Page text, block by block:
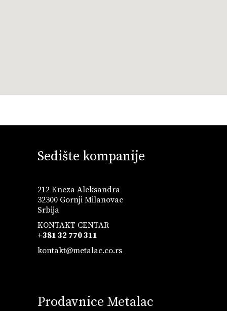
Sedište kompanije
212 Kneza Aleksandra
32300 Gornji Milanovac
Srbija
KONTAKT CENTAR
+381 32 770 311
kontakt@metalac.co.rs
Prodavnice Metalac